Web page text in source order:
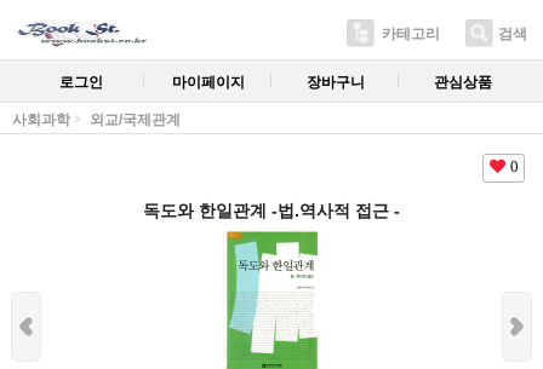
카테고리 검색
로그인 마이페이지 장바구니 관심상품
사회과학 외교/국제관계
0
독도와 한일관계 -법.역사적 접근 -